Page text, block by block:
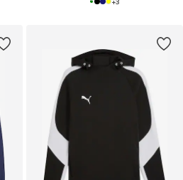
+3